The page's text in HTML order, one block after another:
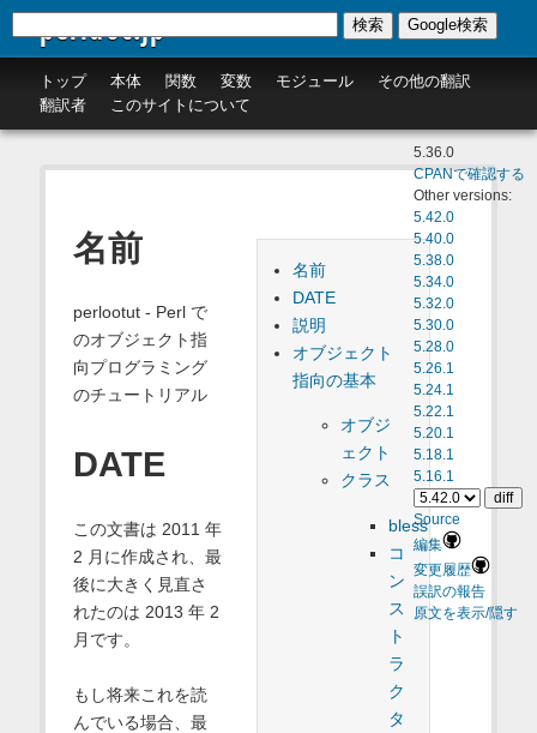
perldoc.jp
トップ 本体 関数 変数 モジュール
その他の翻訳
翻訳者
このサイトについて
検索 Google検索
5.36.0
CPANで確認する
Other versions:
5.42.0
5.40.0
5.38.0
5.34.0
5.32.0
5.30.0
5.28.0
5.26.1
5.24.1
5.22.1
5.20.1
5.18.1
5.16.1
Source
編集
変更履歴
誤訳の報告
原文を表示/隠す
名前
DATE
説明
オブジェクト
指向の基本
オブジ
ェクト
クラス
bless
コ
ン
ス
ト
ラ
ク
タ
名前
perlootut - Perl で
のオブジェクト指
向プログラミング
のチュートリアル
DATE
この文書は 2011 年
2 月に作成され、最
後に大きく見直さ
れたのは 2013 年 2
月です。
もし将来これを読
んでいる場合、最